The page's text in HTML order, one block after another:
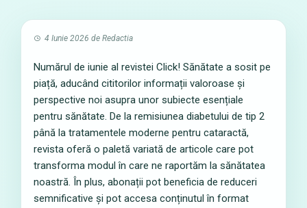
4 Iunie 2026 de Redactia
Numărul de iunie al revistei Click! Sănătate a sosit pe
piață, aducând cititorilor informații valoroase și
perspective noi asupra unor subiecte esențiale
pentru sănătate. De la remisiunea diabetului de tip 2
până la tratamentele moderne pentru cataractă,
revista oferă o paletă variată de articole care pot
transforma modul în care ne raportăm la sănătatea
noastră. În plus, abonații pot beneficia de reduceri
semnificative și pot accesa conținutul în format